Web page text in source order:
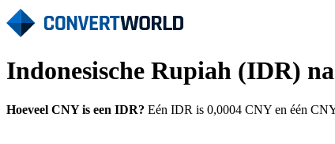
Indonesische Rupiah (IDR)
Hoeveel CNY is een IDR? Eén IDR is 0,0004 CNY en één